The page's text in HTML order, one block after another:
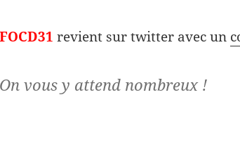
FOCD31 revient sur twitter avec un
On vous y attend nombreux !